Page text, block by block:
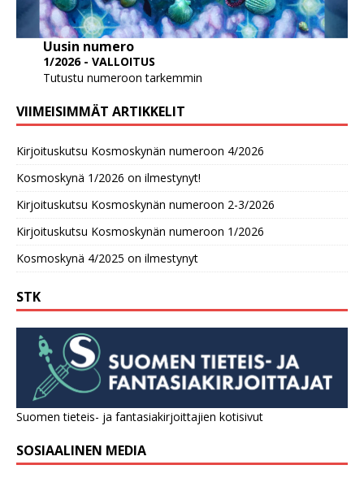
Uusin numero
1/2026 - VALLOITUS
Tutustu numeroon tarkemmin
VIIMEISIMMÄT ARTIKKELIT
Kirjoituskutsu Kosmoskynän numeroon 4/2026
Kosmoskynä 1/2026 on ilmestynyt!
Kirjoituskutsu Kosmoskynän numeroon 2-3/2026
Kirjoituskutsu Kosmoskynän numeroon 1/2026
Kosmoskynä 4/2025 on ilmestynyt
STK
Suomen tieteis- ja fantasiakirjoittajien kotisivut
SOSIAALINEN MEDIA